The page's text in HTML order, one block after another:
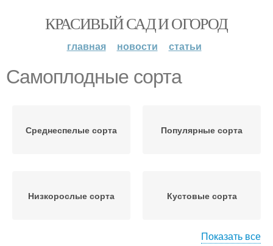
КРАСИВЫЙ САД И ОГОРОД
главная новости статьи
Самоплодные сорта
Среднеспелые сорта Популярные сорта
Низкорослые сорта Кустовые сорта
Показать все